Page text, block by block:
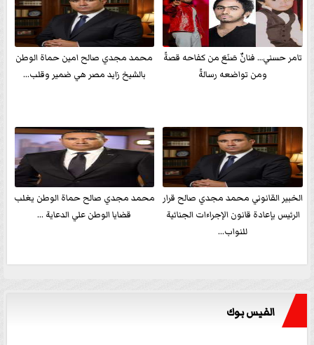
تامر حسني… فنانٌ صَنَعَ من كفاحه قصةً
ومن تواضعه رسالةً
محمد مجدي صالح امين حماة الوطن
بالشيخ زايد مصر هي ضمير وقلب...
الخبير القانوني محمد مجدي صالح قرار
الرئيس بإعادة قانون الإجراءات الجنائية
للنواب...
محمد مجدي صالح حماة الوطن يغلب
قضايا الوطن علي الدعاية ...
الفيس بوك